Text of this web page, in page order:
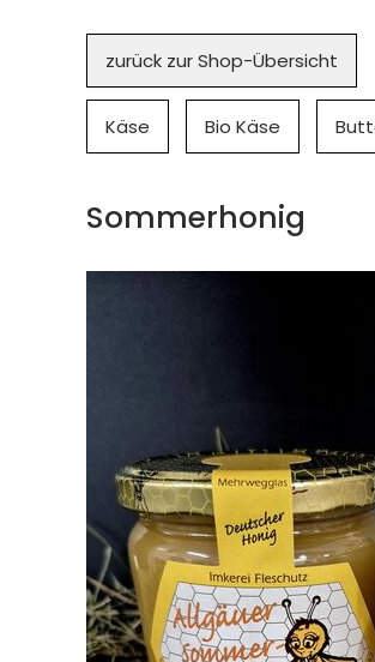
überspringen
zurück zur Shop-Übersicht
Käse Bio Käse
Sommerhonig